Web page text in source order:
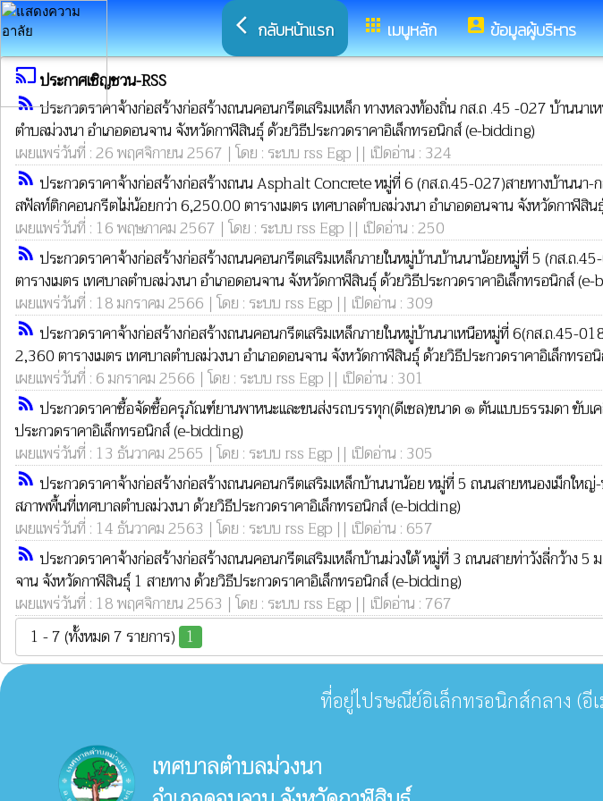
arrow_back_ios กลับหน้าแรก appsเมนูหลัก account_boxข้อมูลผู้บริหาร
castประกาศเชิญชวน-RSS
rss_feedประกวดราคาจ้างก่อสร้างก่อสร้างถนนคอนกรีตเสริมเหล็ก ทางหลวงท้องถิ่น กส.ถ .45 -027 บ้านน
ตำบลม่วงนา อำเภอดอนจาน จังหวัดกาฬสินธุ์ ด้วยวิธีประกวดราคาอิเล็กทรอนิกส์ (e-bidding)
เผยแพร่วันที่ : 26 พฤศจิกายน 2567 | โดย : ระบบ rss Egp || เปิดอ่าน : 324
rss_feed ประกวดราคาจ้างก่อสร้างก่อสร้างถนน Asphalt Concrete หมู่ที่ 6 (กส.ถ.45-027)สายทางบ้านน
สฟัลท์ติกคอนกรีตไม่น้อยกว่า 6,250.00 ตารางเมตร เทศบาลตำบลม่วงนา อำเภอดอนจาน จังหวัดกาฬสิ
เผยแพร่วันที่ : 16 พฤษภาคม 2567 | โดย : ระบบ rss Egp || เปิดอ่าน : 250
rss_feed ประกวดราคาจ้างก่อสร้างก่อสร้างถนนคอนกรีตเสริมเหล็กภายในหมู่บ้านบ้านนาน้อยหมู่ที่ 5 (กส.ถ
ตารางเมตร เทศบาลตำบลม่วงนา อำเภอดอนจาน จังหวัดกาฬสินธุ์ ด้วยวิธีประกวดราคาอิเล็กทรอนิกส์
เผยแพร่วันที่ : 18 มกราคม 2566 | โดย : ระบบ rss Egp || เปิดอ่าน : 309
rss_feed ประกวดราคาจ้างก่อสร้างก่อสร้างถนนคอนกรีตเสริมเหล็กภายในหมู่บ้านนาเหนือหมู่ที่ 6(กส.ถ.45-
2,360 ตารางเมตร เทศบาลตำบลม่วงนา อำเภอดอนจาน จังหวัดกาฬสินธุ์ ด้วยวิธีประกวดราคาอิเล็กทรอ
เผยแพร่วันที่ : 6 มกราคม 2566 | โดย : ระบบ rss Egp || เปิดอ่าน : 301
rss_feed ประกวดราคาซื้อจัดซื้อครุภัณฑ์ยานพาหนะและขนส่งรถบรรทุก(ดีเซล)ขนาด ๑ ตันแบบธรรมดา ขับ
ประกวดราคาอิเล็กทรอนิกส์ (e-bidding)
เผยแพร่วันที่ : 13 ธันวาคม 2565 | โดย : ระบบ rss Egp || เปิดอ่าน : 305
rss_feed ประกวดราคาจ้างก่อสร้างก่อสร้างถนนคอนกรีตเสริมเหล็กบ้านนาน้อย หมู่ที่ 5 ถนนสายหนองเม็กใ
สภาพพื้นที่เทศบาลตำบลม่วงนา ด้วยวิธีประกวดราคาอิเล็กทรอนิกส์ (e-bidding)
เผยแพร่วันที่ : 14 ธันวาคม 2563 | โดย : ระบบ rss Egp || เปิดอ่าน : 657
rss_feed ประกวดราคาจ้างก่อสร้างก่อสร้างถนนคอนกรีตเสริมเหล็กบ้านม่วงใต้ หมู่ที่ 3 ถนนสายท่าวังลี่กว้าง
จาน จังหวัดกาฬสินธุ์ 1 สายทาง ด้วยวิธีประกวดราคาอิเล็กทรอนิกส์ (e-bidding)
เผยแพร่วันที่ : 18 พฤศจิกายน 2563 | โดย : ระบบ rss Egp || เปิดอ่าน : 767
1 - 7 (ทั้งหมด 7 รายการ) 1
ที่อยู่ไปรษณีย์อิเล็กทรอนิกส์กลาง (อี
เทศบาลตำบลม่วงนา